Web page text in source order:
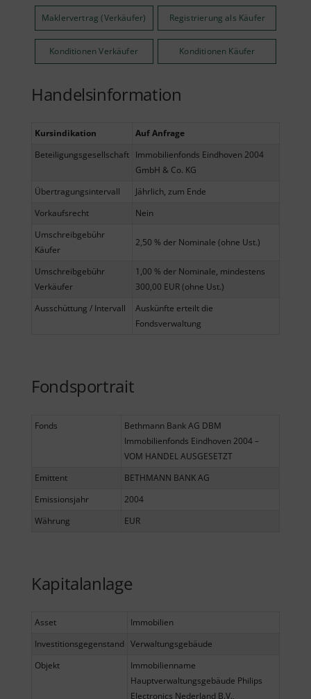
Maklervertrag (Verkäufer)
Konditionen Verkäufer
Registrierung als Käufer
Konditionen Käufer
Handelsinformation
Kursindikation
Auf Anfrage
Beteiligungsgesellschaft Immobilienfonds Eindhoven 2004
GmbH & Co. KG
Übertragungsintervall
Jährlich, zum Ende
Vorkaufsrecht
Nein
Umschreibgebühr
Käufer
2,50 % der Nominale (ohne Ust.)
Umschreibgebühr
Verkäufer
1,00 % der Nominale, mindestens
300,00 EUR (ohne Ust.)
Ausschüttung / Intervall
Auskünfte erteilt die
Fondsverwaltung
Fondsportrait
Fonds
Bethmann Bank AG DBM
Immobilienfonds Eindhoven 2004 –
VOM HANDEL AUSGESETZT
Emittent
BETHMANN BANK AG
Emissionsjahr
2004
Währung
EUR
Kapitalanlage
Asset
Immobilien
Investitionsgegenstand Verwaltungsgebäude
Objekt
Immobilienname
Hauptverwaltungsgebäude Philips
Electronics Nederland B.V.,